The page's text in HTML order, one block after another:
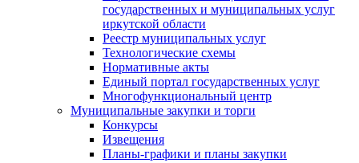
государственных и муниципальных услуг
иркутской области
Реестр муниципальных услуг
Технологические схемы
Нормативные акты
Единый портал государственных услуг
Многофункциональный центр
Муниципальные закупки и торги
Конкурсы
Извещения
Планы-графики и планы закупки